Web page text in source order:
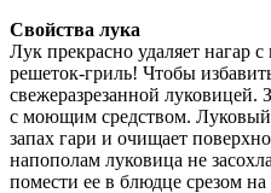
Свойства лука
Лук прекрасно удаляет нагар
решеток-гриль! Чтобы
свежеразрезанной
с моющим средством. Луковый
запах гари и очищает
напополам луковица не
помести ее в блюдце срезом на